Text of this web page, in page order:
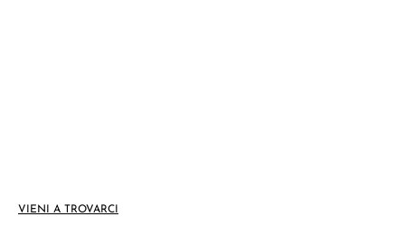
VIENI A TROVARCI